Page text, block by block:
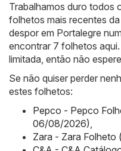
Trabalhamos duro todos
folhetos mais recentes
despor em Portalegre
encontrar 7 folhetos
limitada, então não
Se não quiser perder
estes folhetos:
Pepco - Pepco
06/08/2026),
Zara - Zara